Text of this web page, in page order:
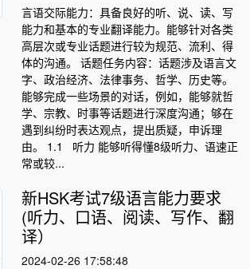
言语交际能力：具备良好的听、说、读、写
能力和基本的专业翻译能力。能够针对各类
高层次或专业话题进行较为规范、流利、得
体的沟通。 话题任务内容：话题涉及语言文
字、政治经济、法律事务、哲学、历史等。
能够完成一些场景的对话，例如，能够就哲
学、宗教、时事等话题进行深度沟通；够在
遇到纠纷时表达观点，提出质疑，申诉理
由。 1.1 听力 能够听得懂8级听力、语速正
常或较...
新HSK考试7级语言能力要求
(听力、口语、阅读、写作、翻
译）
2024-02-26 17:58:48